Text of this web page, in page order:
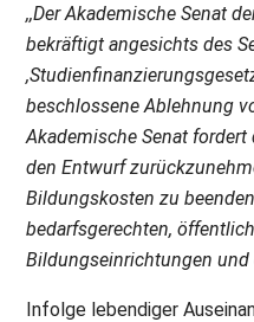
,,Der Akademische Senat
bekräftigt angesichts des
beschlossene Ablehnung
Akademische Senat fordert
den Entwurf
Bildungskosten zu
bedarfsgerechten,
Bildungseinrichtungen und
Infolge lebendiger